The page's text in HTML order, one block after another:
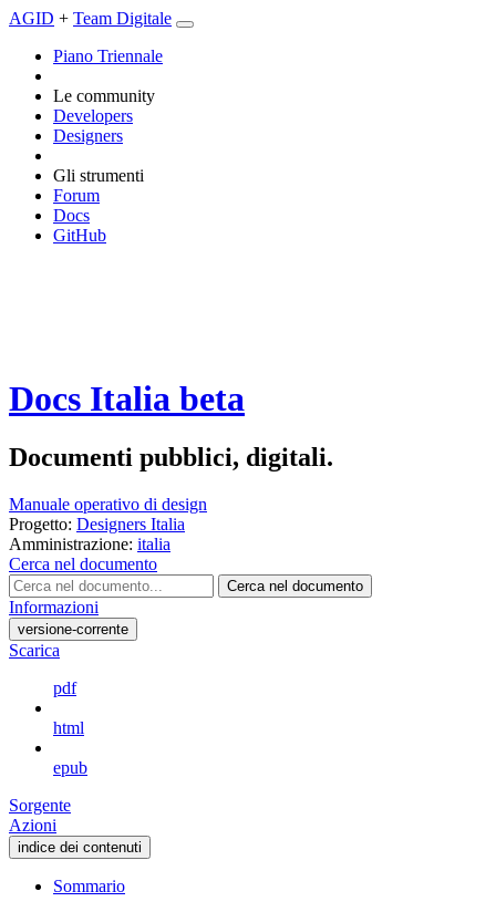
AGID + Team Digitale
Piano Triennale
Le community
Developers
Designers
Gli strumenti
Forum
Docs
GitHub
Docs Italia beta
Documenti pubblici, digitali.
Manuale operativo di design
Progetto: Designers Italia
Amministrazione: italia
Cerca nel documento
Cerca nel documento
Informazioni
versione-corrente
Scarica
pdf
html
epub
Sorgente
Azioni
indice dei contenuti
Sommario